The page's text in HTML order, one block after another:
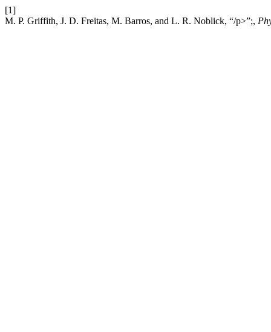
[1]
M. P. Griffith, J. D. Freitas, M. Barros, and L. R. Noblick, “/p>”;,